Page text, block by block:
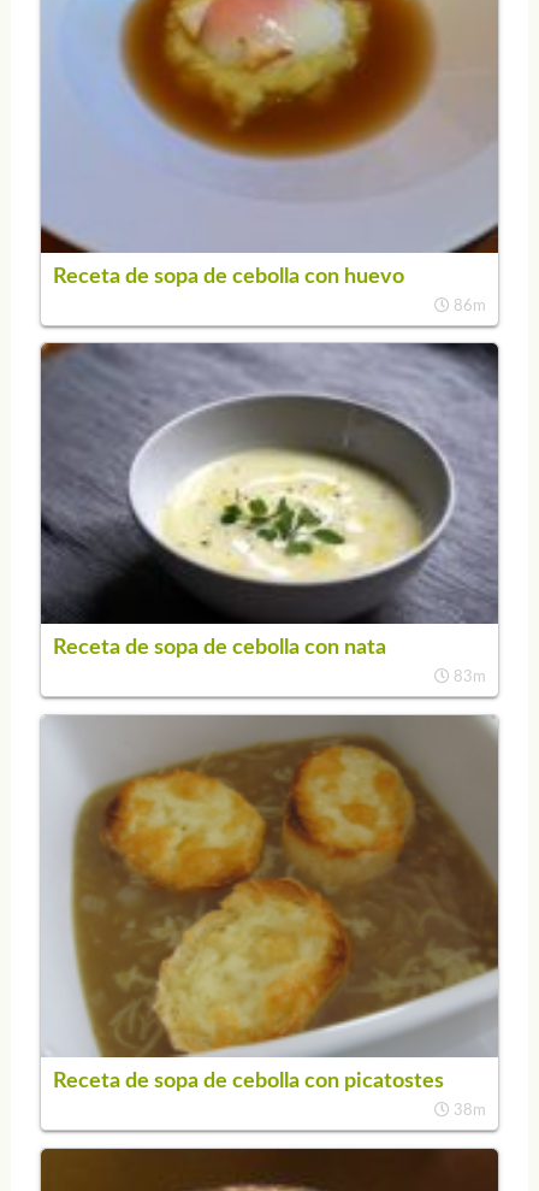
Receta de sopa de cebolla con huevo
86m
Receta de sopa de cebolla con nata
83m
Receta de sopa de cebolla con picatostes
38m